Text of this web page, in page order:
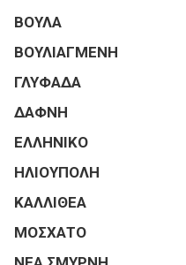
ΒΟΥΛΑ
ΒΟΥΛΙΑΓΜΕΝΗ
ΓΛΥΦΑΔΑ
ΔΑΦΝΗ
ΕΛΛΗΝΙΚΟ
ΗΛΙΟΥΠΟΛΗ
ΚΑΛΛΙΘΕΑ
ΜΟΣΧΑΤΟ